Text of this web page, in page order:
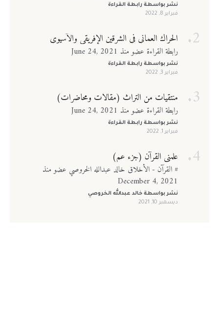
نشر بواسطة رابطة القراءة
فبراير 8, 2022
الحراك العماني في الشرقين الإفريقي والآسيوي
رابطة القراءة عضو منذ June 24, 2021
نشر بواسطة رابطة القراءة
فبراير 3, 2022
منتقيات من التراث (مقالات ومحاضرات)
رابطة القراءة عضو منذ June 24, 2021
نشر بواسطة رابطة القراءة
فبراير 1, 2022
علمني القرآن (جزء عم)
# القرآن - الأخلاق خالد عبدالله الخروصي عضو منذ
December 4, 2021
نشر بواسطة خالد عبدالله الخروصي
ديسمبر 10, 2021